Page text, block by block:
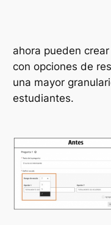
ahora pueden
con opciones de
una mayor
estudiantes.